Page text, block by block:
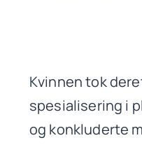
Kvinnen tok
spesialisering i
og konkluderte